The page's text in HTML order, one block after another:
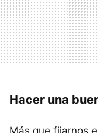
Hacer una